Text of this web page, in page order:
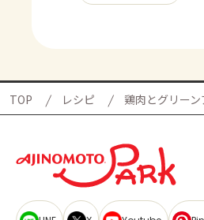
TOP レシピ 鶏肉とグリーンア